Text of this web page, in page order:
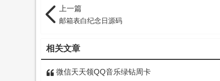
上一篇
邮箱表白纪念日源码
相关文章
微信天天领QQ音乐绿钻周卡